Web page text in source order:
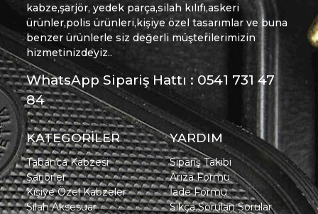
kabze,şarjör, yedek parça,silah kılıfı,askeri
ürünler,polis ürünleri,kişiye özel tasarımlar ve buna
benzer ürünlerle siz değerli müşterilerimizin
hizmetinizdeyiz..
WhatsApp Sipariş Hattı : 0541 731 47
84
KATEGORİLER
Tabanca Kabzesi
Şarjörler
Kişiye Özel Kabzeler
Silah Aksesuar
YARDIM
Sipariş Takibi
Arıza Formu
İade Formu
Sıkça Sorulan Sorular